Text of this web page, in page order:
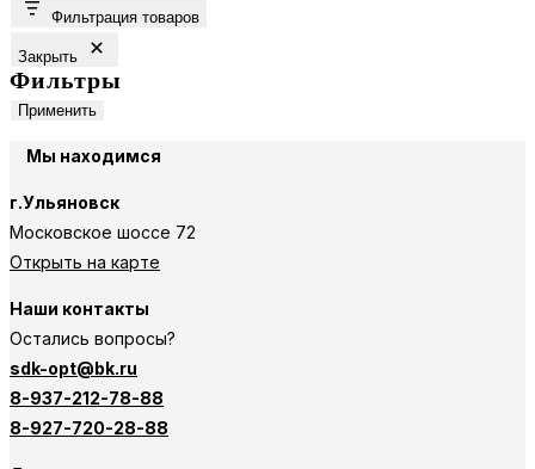
Фильтрация товаров
Закрыть
Фильтры
Применить
Мы находимся
г.Ульяновск
Московское шоссе 72
Открыть на карте
Наши контакты
Остались вопросы?
sdk-opt@bk.ru
8-937-212-78-88
8-927-720-28-88